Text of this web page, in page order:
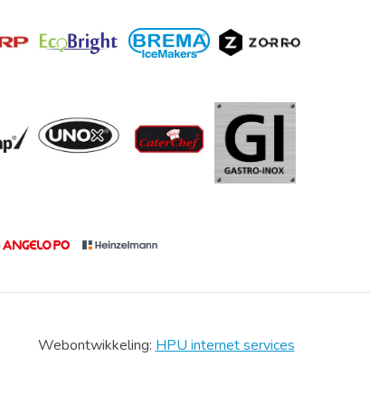
Webontwikkeling: HPU internet services